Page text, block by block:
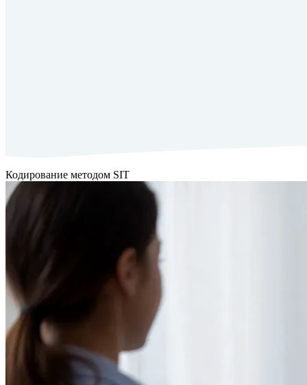
Кодирование методом SIT